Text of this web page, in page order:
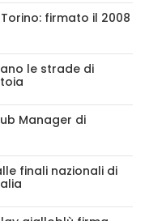
firmato il 2008
le strade di
Manager di
finali nazionali di